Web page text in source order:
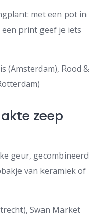
met een pot in
print geef je iets
(Amsterdam), Rood &
zeep
geur, gecombineerd
van keramiek of
Swan Market